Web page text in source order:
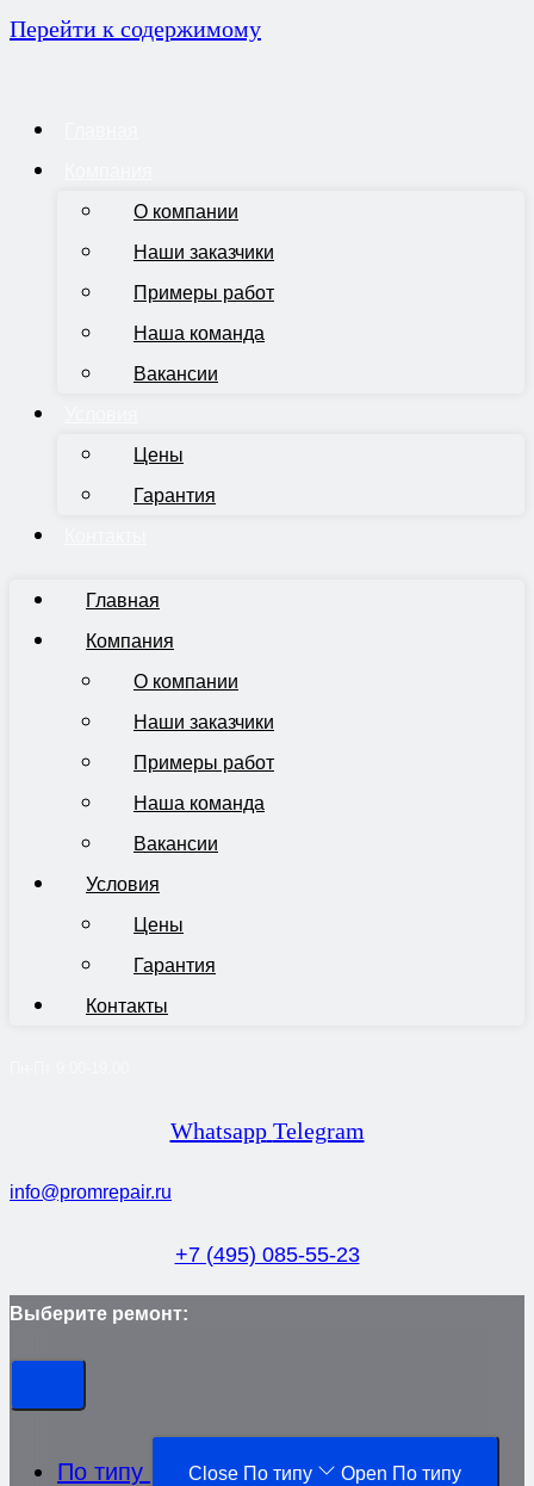
Перейти к содержимому
О компании
Наши заказчики
Примеры работ
Наша команда
Вакансии
Цены
Гарантия
Главная
Компания
О компании
Наши заказчики
Примеры работ
Наша команда
Вакансии
Условия
Цены
Гарантия
Контакты
Whatsapp Telegram
info@promrepair.ru
+7 (495) 085-55-23
Выберите ремонт:
По типу Close По типу Open По типу